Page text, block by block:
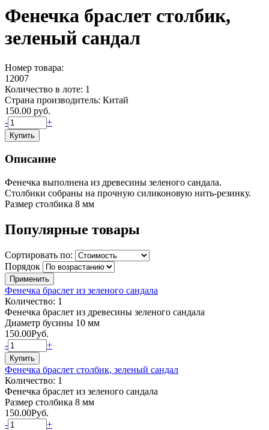
Фенечка браслет столбик,
зеленый сандал
Номер товара:
12007
Количество в лоте: 1
Страна производитель: Китай
150.00 руб.
-
+
Описание
Фенечка выполнена из древесины зеленого сандала.
Столбики собраны на прочную силиконовую нить-резинку.
Размер столбика 8 мм
Популярные товары
Сортировать по:
Порядок
Фенечка браслет из зеленого сандала
Количество: 1
Фенечка браслет из древесины зеленого сандала
Диаметр бусины 10 мм
150.00Руб.
-
+
Фенечка браслет столбик, зеленый сандал
Количество: 1
Фенечка браслет из зеленого сандала
Размер столбика 8 мм
150.00Руб.
-
+